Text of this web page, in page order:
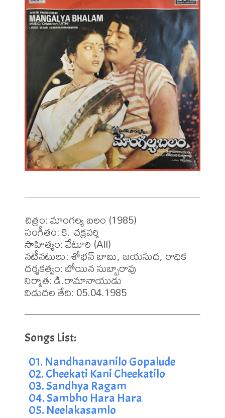
చిత్రం: మాంగల్య బలం (1985)
సంగీతం: కె. చక్రవర్తి
సాహిత్యం: వేటూరి (All)
నటీనటులు: శోభన్ బాబు, జయసుధ, రాధిక
దర్శకత్వం: బోయిన సుబ్బారావు
నిర్మాత: డి.రామానాయుడు
విడుదల తేది: 05.04.1985
01. Nandhanavanilo Gopalude
02. Cheekati Kani Cheekatilo
03. Sandhya Ragam
04. Sambho Hara Hara
05. Neelakasamlo